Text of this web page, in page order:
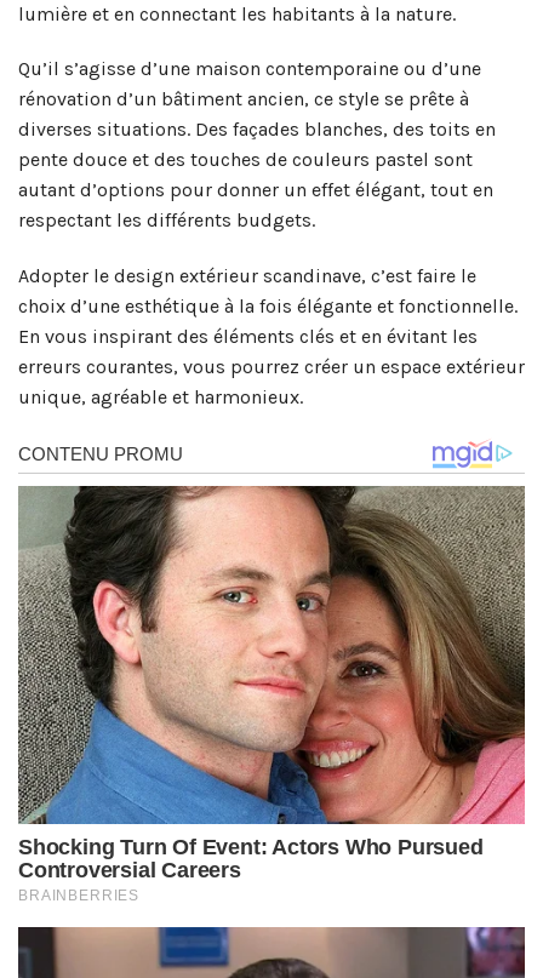
lumière et en connectant les habitants à la nature.
Qu’il s’agisse d’une maison contemporaine ou d’une
rénovation d’un bâtiment ancien, ce style se prête à
diverses situations. Des façades blanches, des toits en
pente douce et des touches de couleurs pastel sont
autant d’options pour donner un effet élégant, tout en
respectant les différents budgets.
Adopter le design extérieur scandinave, c’est faire le
choix d’une esthétique à la fois élégante et fonctionnelle.
En vous inspirant des éléments clés et en évitant les
erreurs courantes, vous pourrez créer un espace extérieur
unique, agréable et harmonieux.